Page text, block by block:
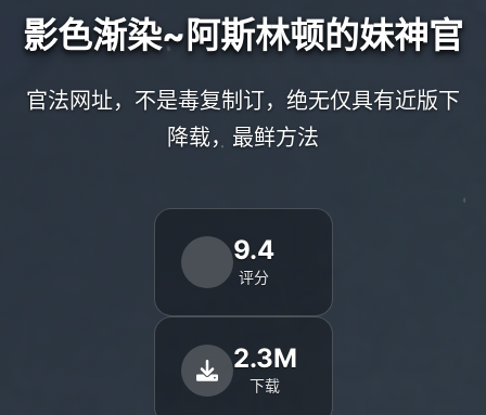
影色渐染~阿斯林顿的妹神官
官法网址，不是毒复制订，绝无仅具有近版下
降载，最鲜方法
9.4
评分
2.3M
下载